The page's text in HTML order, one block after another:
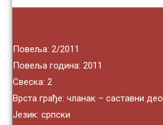
Повеља: 2/2011
Повеља година: 2011
Свеска: 2
Врста грађе: чланак – саставни део
Језик: српски